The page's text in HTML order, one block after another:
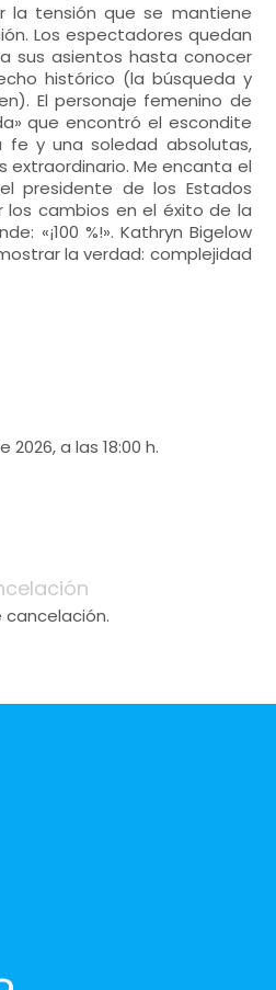
la tensión que se mantiene
Los espectadores quedan
sus asientos hasta conocer
histórico (la búsqueda y
El personaje femenino de
que encontró el escondite
fe y una soledad absolutas,
extraordinario. Me encanta el
presidente de los Estados
los cambios en el éxito de la
«¡100 %!». Kathryn Bigelow
la verdad: complejidad
a las 18:00 h.
cancelación.